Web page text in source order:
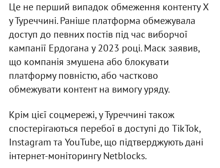
Це не перший випадок обмеження контенту X
у Туреччині. Раніше платформа обмежувала
доступ до певних постів під час виборчої
кампанії Ердогана у 2023 році. Маск заявив,
що компанія змушена або блокувати
платформу повністю, або частково
обмежувати контент на вимогу уряду.
Крім цієї соцмережі, у Туреччині також
спостерігаються перебої в доступі до TikTok,
Instagram та YouTube, що підтверджують дані
інтернет-моніторингу Netblocks.